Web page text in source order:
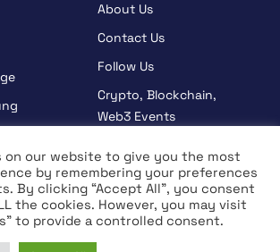
About Us
Contact Us
Follow Us
Crypto, Blockchain,
Web3 Events
Terms And Condition
Privacy Policy
on our website to give you the most
by remembering your preferences
By clicking “Accept All”, you consent
the cookies. However, you may visit
to provide a controlled consent.